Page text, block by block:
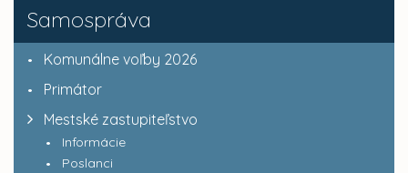
Samospráva
Komunálne voľby 2026
Primátor
Mestské zastupiteľstvo
Informácie
Poslanci